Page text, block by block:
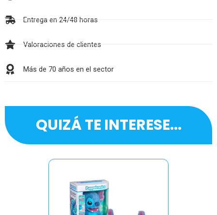
Entrega en 24/48 horas
Valoraciones de clientes
Más de 70 años en el sector
QUIZÁ TE INTERESE...